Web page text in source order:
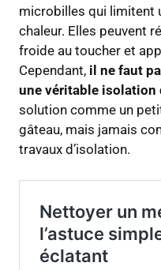
microbilles qui limitent
chaleur. Elles peuvent
froide au toucher et
Cependant, il ne faut
une véritable isolation
solution comme un
gâteau, mais jamais
travaux d’isolation.